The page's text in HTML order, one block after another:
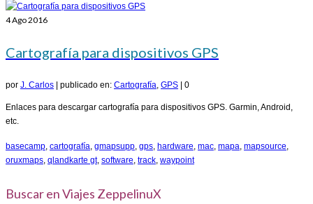
4Ago 2016
Cartografía para dispositivos GPS
por J. Carlos | publicado en: Cartografía, GPS | 0
Enlaces para descargar cartografía para dispositivos GPS. Garmin, Android,
etc.
basecamp, cartografía, gmapsupp, gps, hardware, mac, mapa, mapsource,
oruxmaps, qlandkarte gt, software, track, waypoint
Buscar en Viajes ZeppelinuX